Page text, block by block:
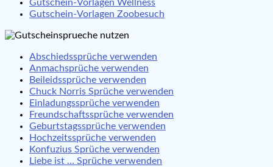
Gutschein-Vorlagen Wellness
Gutschein-Vorlagen Zoobesuch
Abschiedssprüche verwenden
Anmachsprüche verwenden
Beileidssprüche verwenden
Chuck Norris Sprüche verwenden
Einladungssprüche verwenden
Freundschaftssprüche verwenden
Geburtstagssprüche verwenden
Hochzeitssprüche verwenden
Konfuzius Sprüche verwenden
Liebe ist … Sprüche verwenden